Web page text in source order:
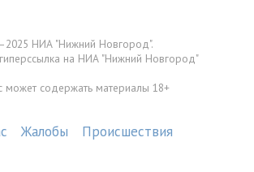
НИА "Нижний Новгород".
на НИА "Нижний Новгород"
может содержать материалы 18+
Жалобы Происшествия